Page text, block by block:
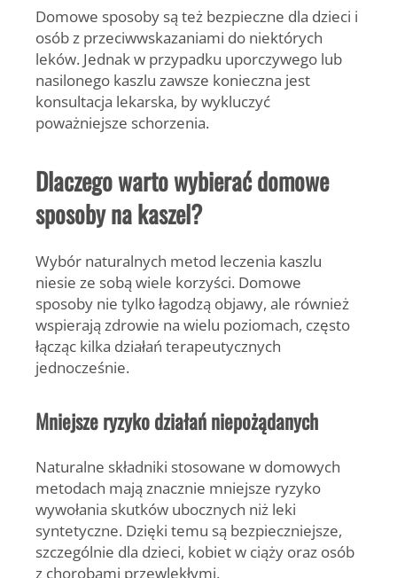
Domowe sposoby są też bezpieczne dla dzieci i
osób z przeciwwskazaniami do niektórych
leków. Jednak w przypadku uporczywego lub
nasilonego kaszlu zawsze konieczna jest
konsultacja lekarska, by wykluczyć
poważniejsze schorzenia.
Dlaczego warto wybierać domowe
sposoby na kaszel?
Wybór naturalnych metod leczenia kaszlu
niesie ze sobą wiele korzyści. Domowe
sposoby nie tylko łagodzą objawy, ale również
wspierają zdrowie na wielu poziomach, często
łącząc kilka działań terapeutycznych
jednocześnie.
Mniejsze ryzyko działań niepożądanych
Naturalne składniki stosowane w domowych
metodach mają znacznie mniejsze ryzyko
wywołania skutków ubocznych niż leki
syntetyczne. Dzięki temu są bezpieczniejsze,
szczególnie dla dzieci, kobiet w ciąży oraz osób
z chorobami przewlekłymi.